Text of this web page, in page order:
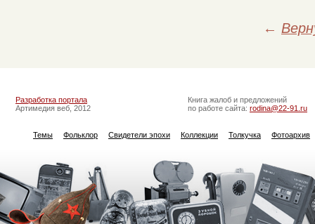
←
Разработка портала
Артимедия веб, 2012
Книга жалоб и предложений
по работе сайта: rodina@22-91.ru
Темы Фольклор Свидетели эпохи Коллекции Толкучка Фотоархив